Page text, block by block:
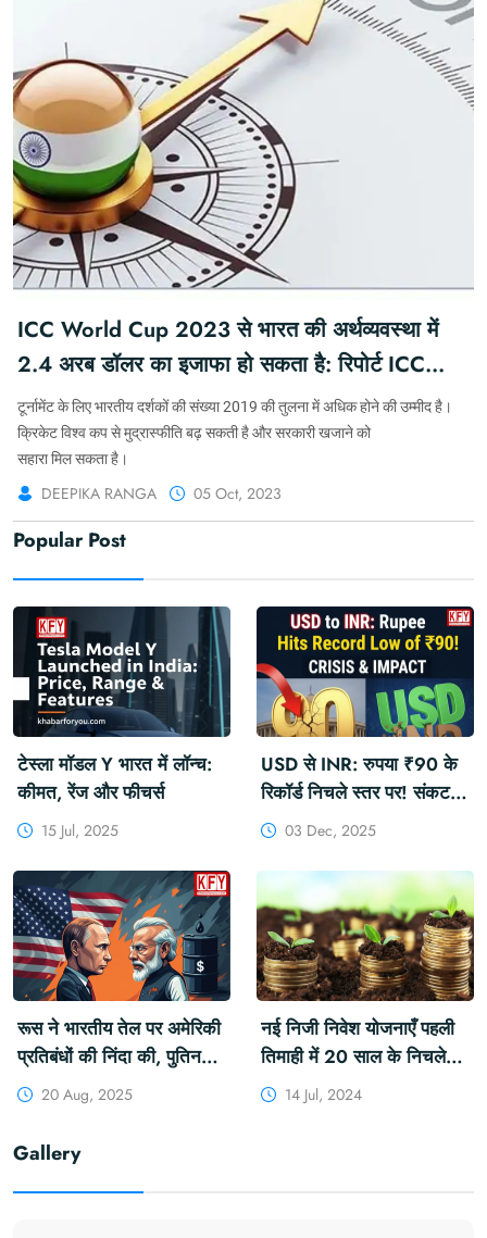
ICC World Cup 2023 से भारत की अर्थव्यवस्था में
2.4 अरब डॉलर का इजाफा हो सकता है: रिपोर्ट ICC
World Cup 2023 | #KFY #TEAMKFY
#CRICKETFORYOU #KHABARFORYOU
टूर्नामेंट के लिए भारतीय दर्शकों की संख्या 2019 की तुलना में अधिक होने की उम्मीद है।
क्रिकेट विश्व कप से मुद्रास्फीति बढ़ सकती है और सरकारी खजाने को
सहारा मिल सकता है।
DEEPIKA RANGA 05 Oct, 2023
Popular Post
टेस्ला मॉडल Y भारत में लॉन्च:
कीमत, रेंज और फीचर्स
15 Jul, 2025
USD से INR: रुपया ₹90 के
रिकॉर्ड निचले स्तर पर! संकट
और असर
03 Dec, 2025
रूस ने भारतीय तेल पर अमेरिकी
प्रतिबंधों की निंदा की, पुतिन
प्रधानमंत्री मोदी से मिलेंगे
20 Aug, 2025
नई निजी निवेश योजनाएँ पहली
तिमाही में 20 साल के निचले
स्तर पर आ गया|
14 Jul, 2024
Gallery